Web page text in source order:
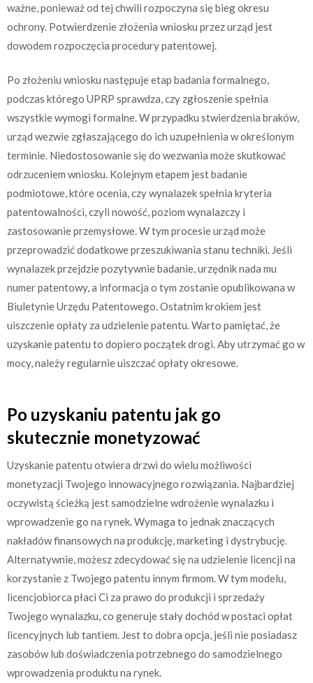
ważne, ponieważ od tej chwili rozpoczyna się bieg okresu
ochrony. Potwierdzenie złożenia wniosku przez urząd jest
dowodem rozpoczęcia procedury patentowej.
Po złożeniu wniosku następuje etap badania formalnego,
podczas którego UPRP sprawdza, czy zgłoszenie spełnia
wszystkie wymogi formalne. W przypadku stwierdzenia braków,
urząd wezwie zgłaszającego do ich uzupełnienia w określonym
terminie. Niedostosowanie się do wezwania może skutkować
odrzuceniem wniosku. Kolejnym etapem jest badanie
podmiotowe, które ocenia, czy wynalazek spełnia kryteria
patentowalności, czyli nowość, poziom wynalazczy i
zastosowanie przemysłowe. W tym procesie urząd może
przeprowadzić dodatkowe przeszukiwania stanu techniki. Jeśli
wynalazek przejdzie pozytywnie badanie, urzędnik nada mu
numer patentowy, a informacja o tym zostanie opublikowana w
Biuletynie Urzędu Patentowego. Ostatnim krokiem jest
uiszczenie opłaty za udzielenie patentu. Warto pamiętać, że
uzyskanie patentu to dopiero początek drogi. Aby utrzymać go w
mocy, należy regularnie uiszczać opłaty okresowe.
Po uzyskaniu patentu jak go
skutecznie monetyzować
Uzyskanie patentu otwiera drzwi do wielu możliwości
monetyzacji Twojego innowacyjnego rozwiązania. Najbardziej
oczywistą ścieżką jest samodzielne wdrożenie wynalazku i
wprowadzenie go na rynek. Wymaga to jednak znaczących
nakładów finansowych na produkcję, marketing i dystrybucję.
Alternatywnie, możesz zdecydować się na udzielenie licencji na
korzystanie z Twojego patentu innym firmom. W tym modelu,
licencjobiorca płaci Ci za prawo do produkcji i sprzedaży
Twojego wynalazku, co generuje stały dochód w postaci opłat
licencyjnych lub tantiem. Jest to dobra opcja, jeśli nie posiadasz
zasobów lub doświadczenia potrzebnego do samodzielnego
wprowadzenia produktu na rynek.